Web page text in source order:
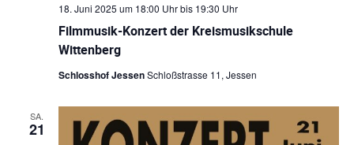
Filmmusik-Konzert der Kreismusikschule
Wittenberg
18. Juni 2025 um 18:00 Uhrbis 19:30 Uhr
Schlosshof JessenSchloßstrasse 11, Jessen
SA.
21